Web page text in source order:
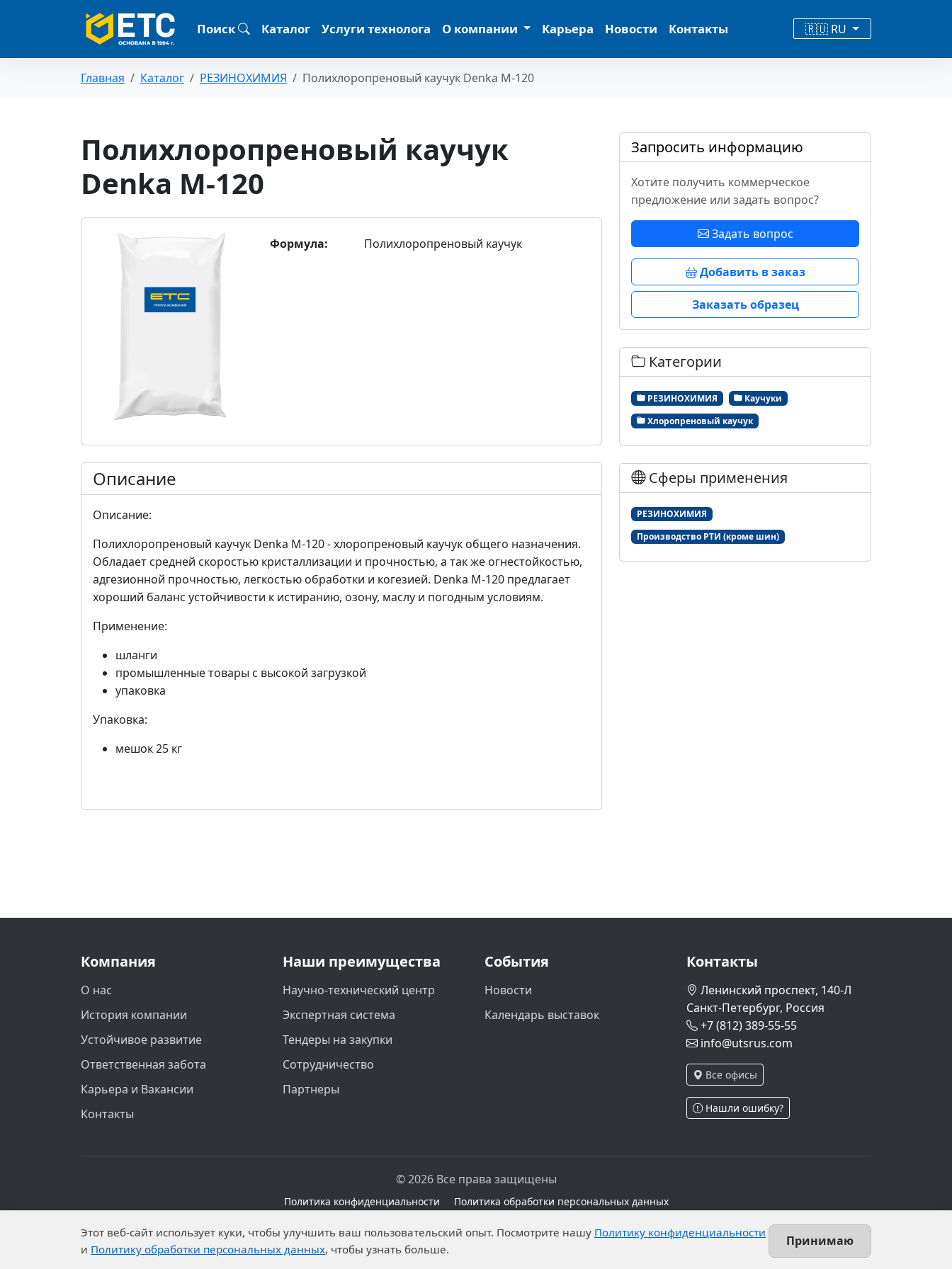
Поиск Каталог Услуги технолога О компании Карьера Новости Контакты 🇷🇺 RU
Главная Каталог РЕЗИНОХИМИЯ Полихлоропреновый каучук Denka М-120
Полихлоропреновый каучук
Denka М-120
Формула: Полихлоропреновый каучук
Описание
Описание:
Полихлоропреновый каучук Denka М-120 - хлоропреновый каучук общего назначения.
Обладает средней скоростью кристаллизации и прочностью, а так же огнестойкостью,
адгезионной прочностью, легкостью обработки и когезией. Denka M-120 предлагает
хороший баланс устойчивости к истиранию, озону, маслу и погодным условиям.
Применение:
шланги
промышленные товары с высокой загрузкой
упаковка
Упаковка:
мешок 25 кг
Запросить информацию
Хотите получить коммерческое
предложение или задать вопрос?
Задать вопрос
Добавить в заказ
Заказать образец
Категории
РЕЗИНОХИМИЯ
Каучуки
Хлоропреновый каучук
Сферы применения
РЕЗИНОХИМИЯ
Производство РТИ (кроме шин)
Компания
О нас
История компании
Устойчивое развитие
Ответственная забота
Карьера и Вакансии
Контакты
Наши преимущества
Научно-технический центр
Экспертная система
Тендеры на закупки
Сотрудничество
Партнеры
События
Новости
Календарь выставок
Контакты
Ленинский проспект, 140-Л
Санкт-Петербург, Россия
+7 (812) 389-55-55
info@utsrus.com
Все офисы
Нашли ошибку?
© 2026 Все права защищены
Политика конфиденциальности Политика обработки персональных данных
установлены запреты на обработку неограниченных кругом лиц опубликованных персональных данных.
Этот веб-сайт использует куки, чтобы улучшить ваш пользовательский опыт. Посмотрите нашу Политику конфиденциальности
и Политику обработки персональных данных, чтобы узнать больше.
Принимаю